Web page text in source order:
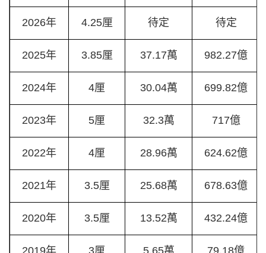
2026年 4.25厘 待定 待定
2025年 3.85厘 37.17萬 982.27億
2024年 4厘 30.04萬 699.82億
2023年 5厘 32.3萬 717億
2022年 4厘 28.96萬 624.62億
2021年 3.5厘 25.68萬 678.63億
2020年 3.5厘 13.52萬 432.24億